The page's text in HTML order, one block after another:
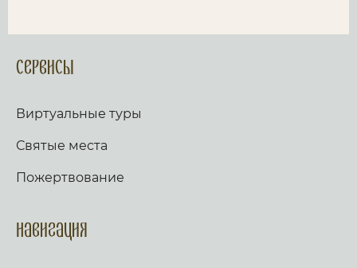
Сервисы
Виртуальные туры
Святые места
Пожертвование
Навигация